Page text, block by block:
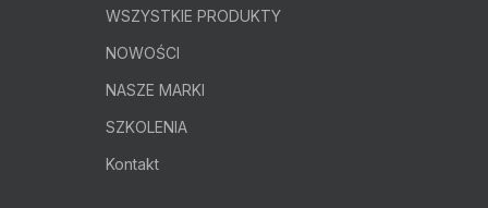
WSZYSTKIE PRODUKTY
NOWOŚCI
NASZE MARKI
SZKOLENIA
Kontakt